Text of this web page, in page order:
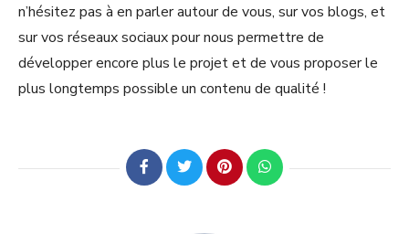
n’hésitez pas à en parler autour de vous, sur vos blogs, et
sur vos réseaux sociaux pour nous permettre de
développer encore plus le projet et de vous proposer le
plus longtemps possible un contenu de qualité !